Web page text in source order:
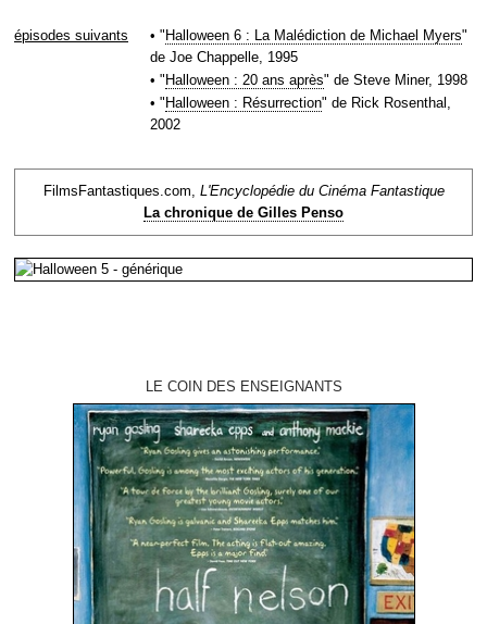
épisodes suivants • "Halloween 6 : La Malédiction de Michael Myers"
de Joe Chappelle, 1995
• "Halloween : 20 ans après" de Steve Miner, 1998
• "Halloween : Résurrection" de Rick Rosenthal,
2002
FilmsFantastiques.com, L'Encyclopédie du Cinéma Fantastique
La chronique de Gilles Penso
LE COIN DES ENSEIGNANTS